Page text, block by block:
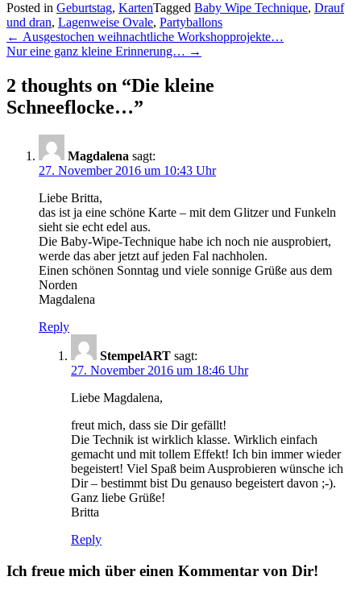
Posted in Geburtstag, KartenTagged Baby Wipe Technique, Drauf
und dran, Lagenweise Ovale, Partyballons
Post
navigation
← Ausgestochen weihnachtliche Workshopprojekte…
Nur eine ganz kleine Erinnerung… →
2 thoughts on “Die kleine
Schneeflocke…”
Magdalena sagt:
27. November 2016 um 10:43 Uhr
Liebe Britta,
das ist ja eine schöne Karte – mit dem Glitzer und Funkeln
sieht sie echt edel aus.
Die Baby-Wipe-Technique habe ich noch nie ausprobiert,
werde das aber jetzt auf jeden Fal nachholen.
Einen schönen Sonntag und viele sonnige Grüße aus dem
Norden
Magdalena
Reply
StempelART sagt:
27. November 2016 um 18:46 Uhr
Liebe Magdalena,
freut mich, dass sie Dir gefällt!
Die Technik ist wirklich klasse. Wirklich einfach
gemacht und mit tollem Effekt! Ich bin immer wieder
begeistert! Viel Spaß beim Ausprobieren wünsche ich
Dir – bestimmt bist Du genauso begeistert davon ;-).
Ganz liebe Grüße!
Britta
Reply
Ich freue mich über einen Kommentar von Dir!